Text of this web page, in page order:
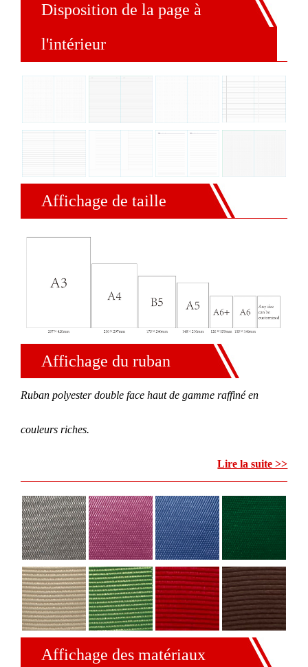
Disposition de la page à
l'intérieur
Affichage de taille
Affichage du ruban
Ruban polyester double face haut de gamme raffiné en
couleurs riches.
Lire la suite >>
Affichage des matériaux